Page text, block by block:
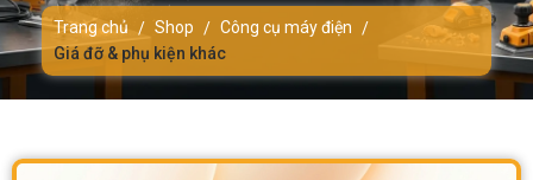
Trang chủ / Shop / Công cụ máy điện /
Giá đỡ & phụ kiện khác